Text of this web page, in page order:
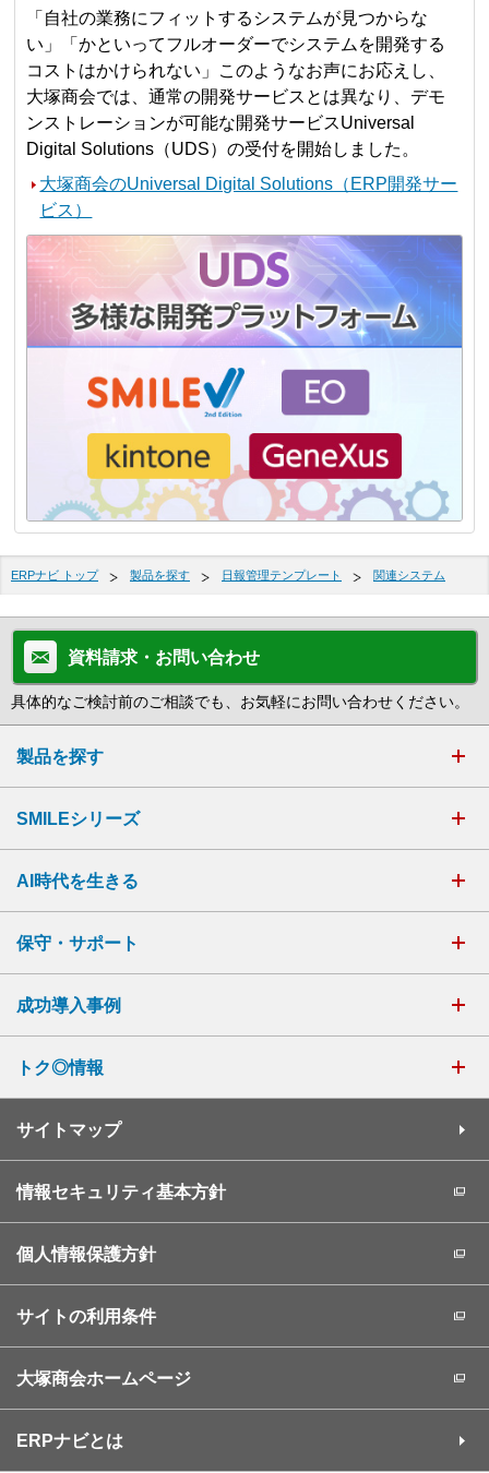
「自社の業務にフィットするシステムが見つからな
い」「かといってフルオーダーでシステムを開発する
コストはかけられない」このようなお声にお応えし、
大塚商会では、通常の開発サービスとは異なり、デモ
ンストレーションが可能な開発サービスUniversal
Digital Solutions（UDS）の受付を開始しました。
大塚商会のUniversal Digital Solutions（ERP開発サー
ビス）
ERPナビ トップ 製品を探す 日報管理テンプレート 関連システム
資料請求・お問い合わせ
具体的なご検討前のご相談でも、お気軽にお問い合わせください。
製品を探す
SMILEシリーズ
AI時代を生きる
保守・サポート
成功導入事例
トク◎情報
サイトマップ
情報セキュリティ基本方針
個人情報保護方針
サイトの利用条件
大塚商会ホームページ
ERPナビとは